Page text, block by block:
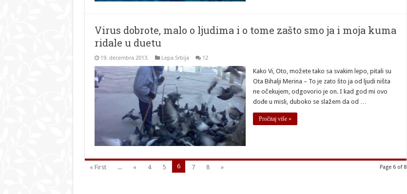
Virus dobrote, malo o ljudima i o tome zašto smo ja i moja kuma
ridale u duetu
19. decembra 2013. Lepa Srbija
12
Kako Vi, Oto, možete tako sa svakim lepo, pitali su
Ota Bihalji Merina – To je zato što ja od ljudi ništa
ne očekujem, odgovorio je on. I kad god mi ovo
dođe u misli, duboko se slažem da od …
Pročitaj više »
Page 6 of 8
« First ... « 4 5 6 7 8 »